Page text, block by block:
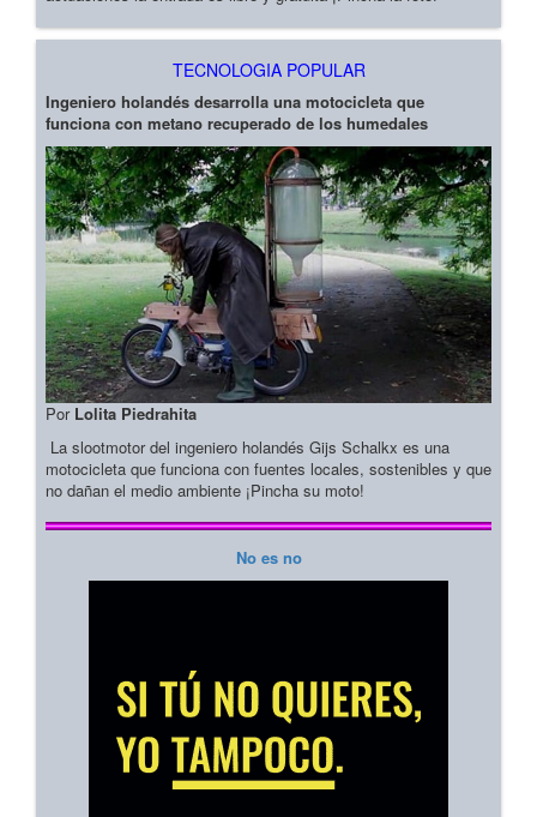
TECNOLOGIA POPULAR
Ingeniero holandés desarrolla una motocicleta que
funciona con metano recuperado de los humedales
Por Lolita Piedrahita
La slootmotor del ingeniero holandés Gijs Schalkx es una
motocicleta que funciona con fuentes locales, sostenibles y que
no dañan el medio ambiente ¡Pincha su moto!
No es no